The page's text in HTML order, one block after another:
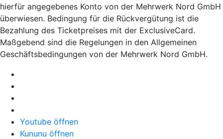
hierfür angegebenes Konto von der Mehrwerk Nord GmbH
überwiesen. Bedingung für die Rückvergütung ist die
Bezahlung des Ticketpreises mit der ExclusiveCard.
Maßgebend sind die Regelungen in den Allgemeinen
Geschäftsbedingungen von der Mehrwerk Nord GmbH.
Youtube öffnen
Kununu öffnen